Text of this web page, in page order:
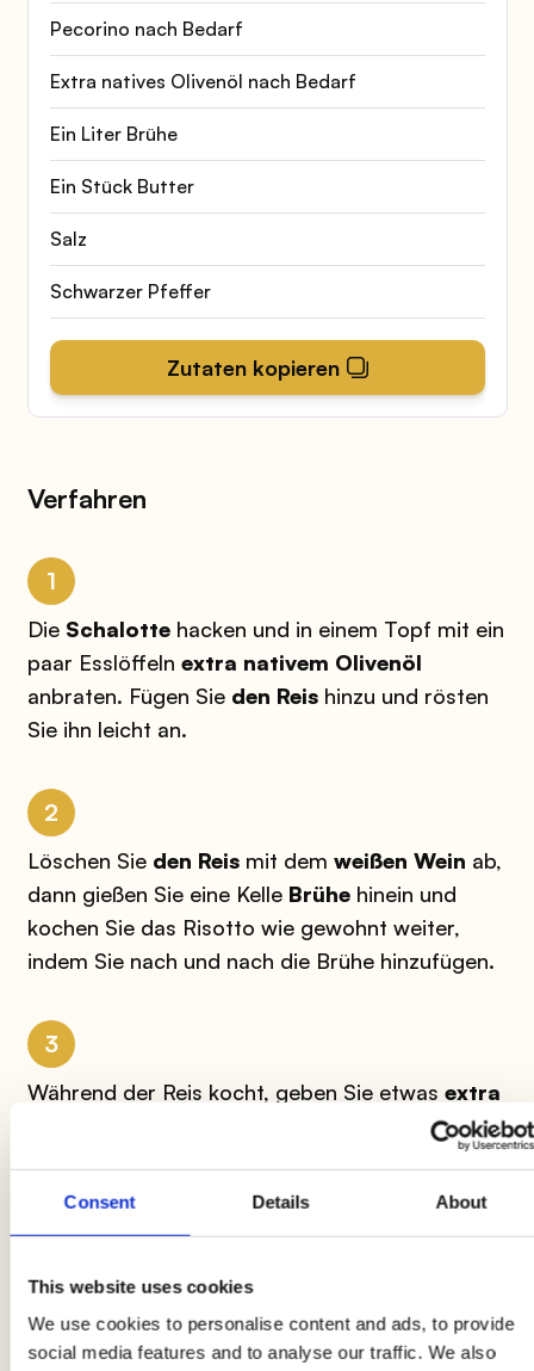
Consent Details About
This website uses cookies
We use cookies to personalise content and ads, to provide
social media features and to analyse our traffic. We also
Pecorino nach Bedarf
Extra natives Olivenöl nach Bedarf
Ein Liter Brühe
Ein Stück Butter
Salz
Schwarzer Pfeffer
Zutaten kopieren
Verfahren
1
Die Schalotte hacken und in einem Topf mit ein
paar Esslöffeln extra nativem Olivenöl
anbraten. Fügen Sie den Reishinzu und rösten
Sie ihn leicht an.
2
Löschen Sie den Reismit dem weißen Wein ab,
dann gießen Sie eine Kelle Brühehinein und
kochen Sie das Risotto wie gewohnt weiter,
indem Sie nach und nach die Brühe hinzufügen.
3
Während der Reis kocht, geben Sie etwas extra
in einen Topf und braten Sie
an: Wenn das Fett geschmolzen
ist und das Fleisch knusprig ist, schalten Sie den
4
Kümmern Sie sich jetzt um die Eier: Mischen Sie